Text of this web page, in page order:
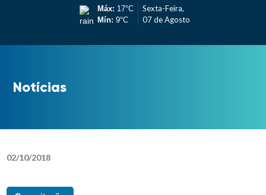
Máx: 17°C
Mín: 9°C
Sexta-Feira,
07 de Agosto
Notícias
02/10/2018